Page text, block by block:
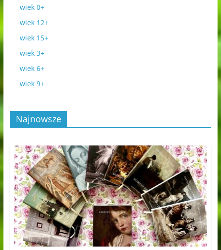
wiek 0+
wiek 12+
wiek 15+
wiek 3+
wiek 6+
wiek 9+
Najnowsze